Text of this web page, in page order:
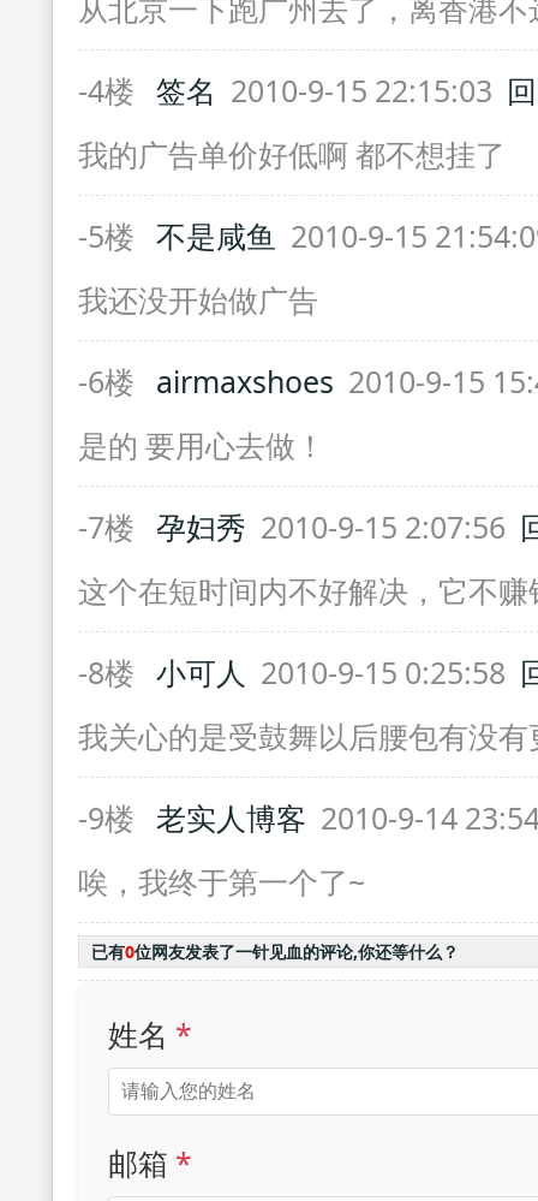
从北京一下跑广州去了，离香港不
-4楼 签名 2010-9-15 22:15:03
我的广告单价好低啊 都不想挂了
-5楼 不是咸鱼 2010-9-15
我还没开始做广告
-6楼 airmaxshoes 2010-9-15
是的 要用心去做！
-7楼 孕妇秀 2010-9-15 2:07:56
这个在短时间内不好解决，它不
-8楼 小可人 2010-9-15 0:25:58
我关心的是受鼓舞以后腰包有没有
-9楼 老实人博客 2010-9-14
唉，我终于第一个了~
已有0位网友发表了一针见血的评论,你还等什么？
姓名 *
邮箱 *